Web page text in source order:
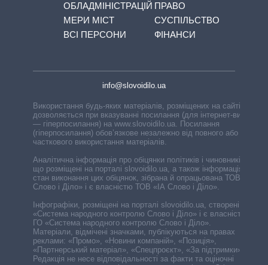
ОБЛАДМІНІСТРАЦІЙ
МЕРИ МІСТ
ВСІ ПЕРСОНИ
ПРАВО
СУСПІЛЬСТВО
ФІНАНСИ
info@slovoidilo.ua
Використання будь-яких матеріалів, розміщених на сайті,
дозволяється при вказуванні посилання (для інтернет-видань
— гіперпосилання) на www.slovoidilo.ua. Посилання
(гіперпосилання) обов’язкове незалежно від повного або
часткового використання матеріалів.
Аналітична інформація про обіцянки політиків і чиновників,
що розміщені на порталі slovoidilo.ua, а також інформація про
стан виконання цих обіцянок, зібрана й опрацьована ТОВ «ІА
Слово і Діло» і є власністю ТОВ «ІА Слово і Діло».
Інфографіки, розміщені на порталі slovoidilo.ua, створені ГО
«Система народного контролю Слово і Діло» і є власністю
ГО «Система народного контролю Слово і Діло».
Матеріали, відмічені значками, публікуються на правах
реклами: «Промо», «Новини компаній», «Позиція»,
«Партнерський матеріал», «Спецпроєкт», «За підтримки».
Редакція не несе відповідальності за факти та оціночні